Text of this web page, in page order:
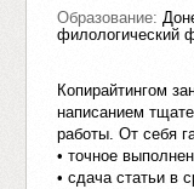
Образование:
филологический
Копирайтингом
написанием
работы. От себя
• точное
• сдача статьи в